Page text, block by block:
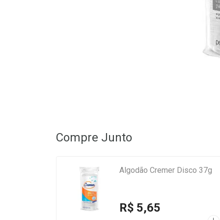
Compre Junto
Algodão Cremer Disco 37g
R$ 5,65